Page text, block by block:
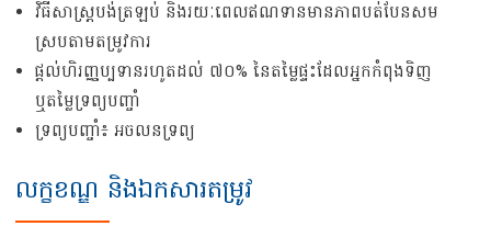
វិធីសាស្រ្តបង់ត្រឡប់​ និងរយៈពេលឥណទាន​មានភាពបត់បែនសម
ស្របតាមតម្រូវការ
ផ្តល់ហិរញ្ញប្បទានរហូតដល់ ៧០% នៃតម្លៃផ្ទះដែលអ្នកកំពុងទិញ
ឬតម្លៃទ្រព្យបញ្ចាំ
ទ្រព្យបញ្ចាំ៖​ អចលនទ្រព្យ
លក្ខខណ្ឌ និងឯកសារតម្រូវ